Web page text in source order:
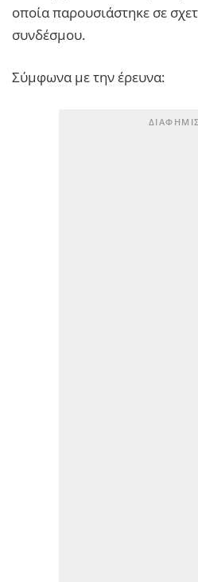
οποία παρουσιάστηκε σε
συνδέσμου.
Σύμφωνα με την έρευνα: